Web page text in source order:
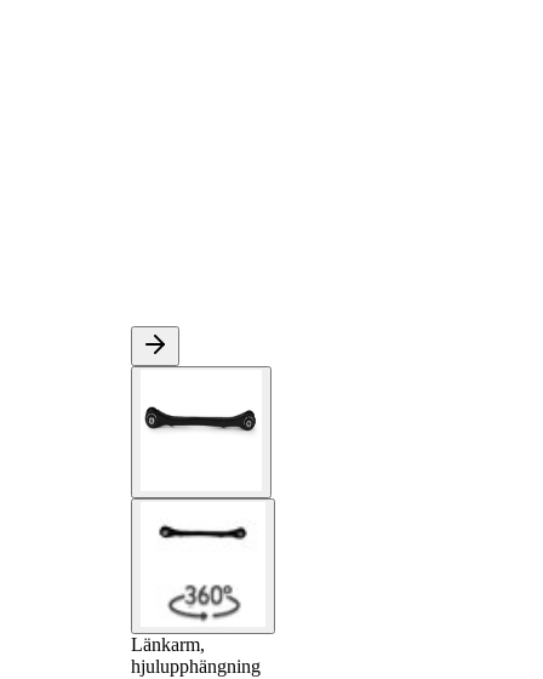
Länkarm,
hjulupphängning